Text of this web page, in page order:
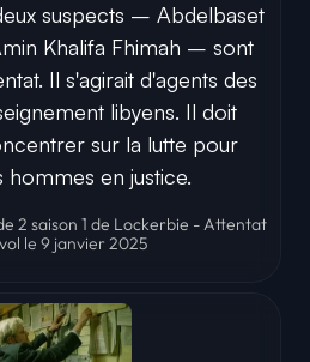
suspects – Abdelbaset
Khalifa Fhimah – sont
Il s'agirait d'agents des
libyens. Il doit
sur la lutte pour
hommes en justice.
2 saison 1 de Lockerbie - Attentat
le 9 janvier 2025